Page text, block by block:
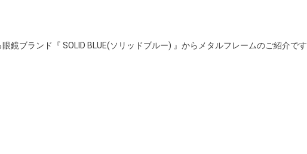
鏡ブランド『 SOLID BLUE(ソリッドブルー) 』からメタルフレームのご紹介で